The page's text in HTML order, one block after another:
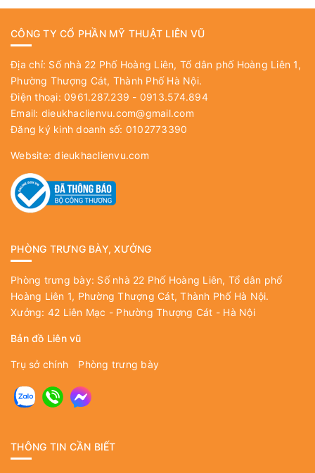
CÔNG TY CỔ PHẦN MỸ THUẬT LIÊN VŨ
Địa chỉ: Số nhà 22 Phố Hoàng Liên, Tổ dân phố Hoàng Liên 1,
Phường Thượng Cát, Thành Phố Hà Nội.
Điện thoại: 0961.287.239 - 0913.574.894
Email: dieukhaclienvu.com@gmail.com
Đăng ký kinh doanh số: 0102773390
Website:dieukhaclienvu.com
PHÒNG TRƯNG BÀY, XƯỞNG
Phòng trưng bày: Số nhà 22 Phố Hoàng Liên, Tổ dân phố
Hoàng Liên 1, Phường Thượng Cát, Thành Phố Hà Nội.
Xưởng: 42 Liên Mạc - Phường Thượng Cát - Hà Nội
Bản đồ Liên vũ
Trụ sở chính Phòng trưng bày
THÔNG TIN CẦN BIẾT